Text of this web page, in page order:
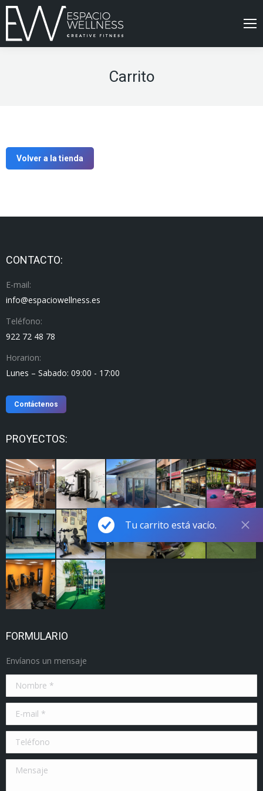
Carrito
Tu carrito está vacío.
Volver a la tienda
CONTACTO:
E-mail:
info@espaciowellness.es
Teléfono:
922 72 48 78
Horarion:
Lunes – Sabado: 09:00 - 17:00
Contáctenos
PROYECTOS:
FORMULARIO
Envíanos un mensaje
Nombre *
E-mail *
Teléfono
Mensaje